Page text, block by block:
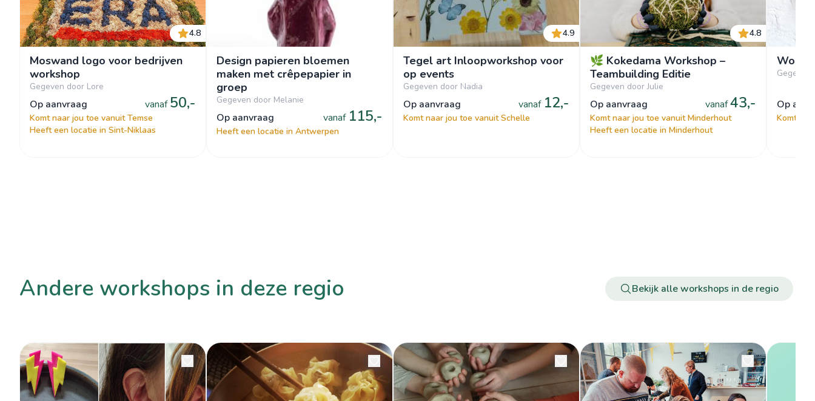
4.8
Moswand logo voor bedrijven
workshop
Gegeven door Lore
op aanvraag vanaf 50,-
Komt naar jou toe vanuit Temse
Heeft een locatie in Sint-Niklaas
Design papieren bloemen
maken met crêpepapier in
groep
Gegeven door Melanie
op aanvraag vanaf 115,-
Heeft een locatie in Antwerpen
4.9
Tegel art Inloopworkshop voor
op events
Gegeven door Nadia
op aanvraag vanaf 12,-
Komt naar jou toe vanuit Schelle
4.8
🌿 Kokedama Workshop –
Teambuilding Editie
Gegeven door Julie
op aanvraag vanaf43,-
Komt naar jou toe vanuit Minderhout
Heeft een locatie in Minderhout
Gegeven
op
Komt
andere workshops in deze regio Bekijk alle workshops in de regio